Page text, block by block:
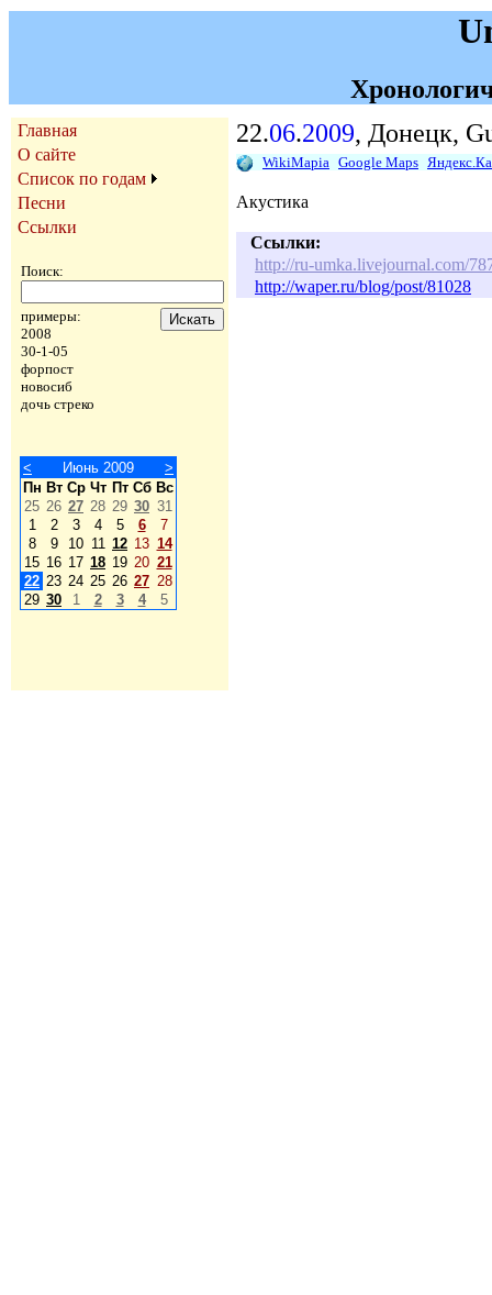
Главная
О сайте
Список по годам
Песни
Ссылки
Поиск:
примеры:
2008
30-1-05
форпост
новосиб
дочь стреко
< Июнь 2009
>
Пн Вт Ср Чт Пт Сб Вс
25 26 27 28 29 30 31
1
2 3 4 5 6
7
8
9 10 11 12 13 14
15 16 17 18 19 20 21
22 23 24 25 26 27 28
29 30 1 2 3 4 5
22.06.2009, Донецк,
WikiMapia Google Maps
Акустика
Ссылки:
http://ru-umka.livejournal.com/
http://waper.ru/blog/post/81028